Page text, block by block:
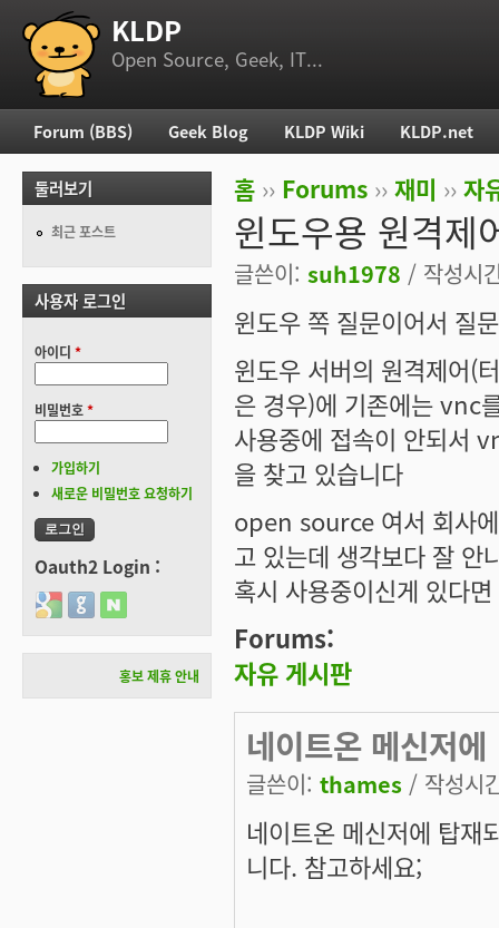
부 메뉴 KLDP
Open Source, Geek, IT...
현재 위치
홈 ›› Forums ›› 재미 ›› 자
윈도우용 원격제
글쓴이: suh1978 / 작성시
윈도우 쪽 질문이어서 질
윈도우 서버의 원격제어(
은 경우)에 기존에는 vnc
사용중에 접속이 안되서
을 찾고 있습니다
open source 여서 회사
고 있는데 생각보다 잘 안
혹시 사용중이신게 있다
Forums:
자유 게시판
네이트온 메신저에
글쓴이: thames / 작성시
네이트온 메신저에 탑재
니다. 참고하세요;
주 메뉴
Forum (BBS) Geek Blog KLDP Wiki KLDP.net
둘러보기
최근 포스트
사용자 로그인
아이디 *
비밀번호*
가입하기
새로운 비밀번호 요청하기
Oauth2 Login :
Login with Google
Login with GitHub
Login with Naver
홍보 제휴 안내